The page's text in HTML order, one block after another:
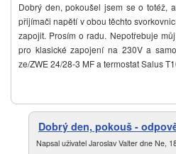
Dobrý den, pokoušel jsem se o totéž,
přijímači napětí v obou těchto
zapojit. Prosím o radu. Nepotřebuje
pro klasické zapojení na 230V a
ze/ZWE 24/28-3 MF a termostat Salus
Dobrý den, pokouš -
Napsal uživatel Jaroslav Valter dne Ne,